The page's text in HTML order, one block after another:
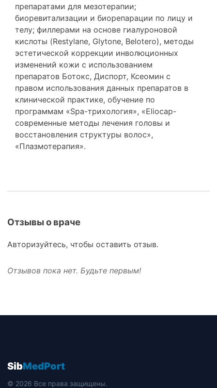
препаратами для мезотерапии;
биоревитализации и биорепарации по лицу и
телу; филлерами на основе гиалуроновой
кислоты (Restylane, Glytone, Belotero), методы
эстетической коррекции инволюционных
изменений кожи с использованием
препаратов Ботокс, Диспорт, Ксеомин с
правом использования данных препаратов в
клинической практике, обучение по
программам «Spa-трихология», «Eliocap-
современные методы лечения головы и
восстановления структуры волос»,
«Плазмотерапия».
Отзывы о враче
Авторизуйтесь, чтобы оставить отзыв.
Отзывов пока нет. Будьте первым!
SibMedPort
© 2026 Все права защищены.